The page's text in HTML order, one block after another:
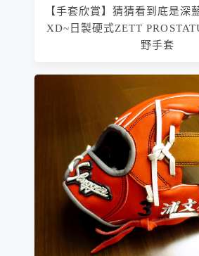
【手套欣賞】猜猜看到底是深
XD~日製硬式ZETT
野手套